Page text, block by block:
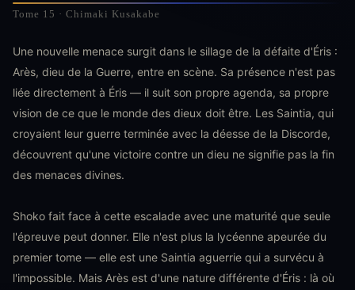
Tome 15 · Chimaki Kusakabe
Une nouvelle menace surgit dans le sillage de la défaite d'Éris :
Arès, dieu de la Guerre, entre en scène. Sa présence n'est pas
liée directement à Éris — il suit son propre agenda, sa propre
vision de ce que le monde des dieux doit être. Les Saintia, qui
croyaient leur guerre terminée avec la déesse de la Discorde,
découvrent qu'une victoire contre un dieu ne signifie pas la fin
des menaces divines.
Shoko fait face à cette escalade avec une maturité que seule
l'épreuve peut donner. Elle n'est plus la lycéenne apeurée du
premier tome — elle est une Saintia aguerrie qui a survécu à
l'impossible. Mais Arès est d'une nature différente d'Éris : là où